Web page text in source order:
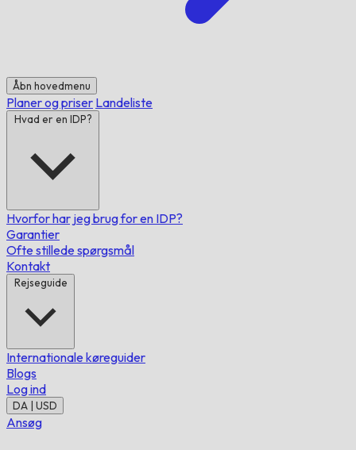
Åbn hovedmenu
Planer og priser Landeliste
Hvad er en IDP?
Hvorfor har jeg brug for en IDP?
Garantier
Ofte stillede spørgsmål
Kontakt
Rejseguide
Internationale køreguider
Blogs
Log ind
DA | USD
Ansøg